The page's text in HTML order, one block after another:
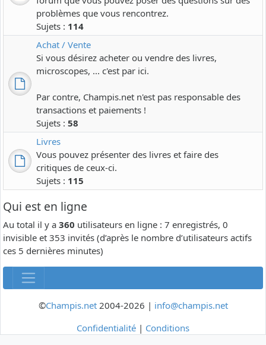
problèmes que vous rencontrez.
Sujets : 114
Achat / Vente
Si vous désirez acheter ou vendre des livres,
microscopes, ... c'est par ici.
Par contre, Champis.net n'est pas responsable des
transactions et paiements !
Sujets : 58
Livres
Vous pouvez présenter des livres et faire des
critiques de ceux-ci.
Sujets : 115
Qui est en ligne
Au total il y a 360 utilisateurs en ligne : 7 enregistrés, 0
invisible et 353 invités (d’après le nombre d’utilisateurs actifs
ces 5 dernières minutes)
©Champis.net2004-2026 | info@champis.net
Confidentialité | Conditions